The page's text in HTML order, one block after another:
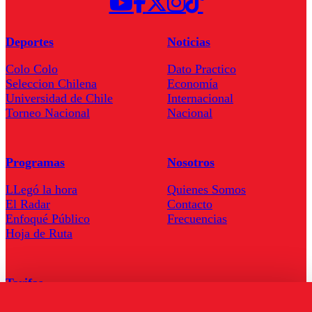
Deportes
Colo Colo
Seleccion Chilena
Universidad de Chile
Torneo Nacional
Noticias
Dato Practico
Economía
Internacional
Nacional
Programas
LLegó la hora
El Radar
Enfoqué Público
Hoja de Ruta
Nosotros
Quienes Somos
Contacto
Frecuencias
Tarifas